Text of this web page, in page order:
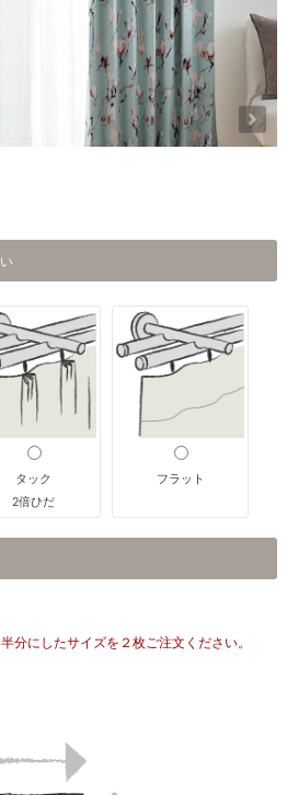
タック
2倍ひだ
フラット
分にしたサイズを２枚ご注文ください。